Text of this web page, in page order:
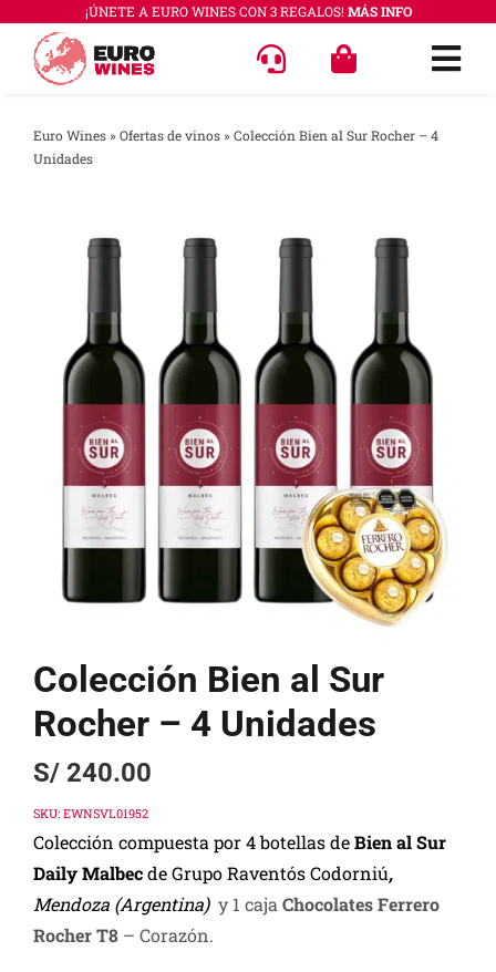
contenido
¡ÚNETE A EURO WINES CON 3 REGALOS! MÁS INFO
Euro Wines» Ofertas de vinos» Colección Bien al Sur Rocher – 4
Unidades
Colección Bien al Sur
Rocher – 4 Unidades
S/240.00
SKU: EWNSVL01952
Colección compuesta por 4 botellas deBien al Sur
Daily Malbecde Grupo Raventós Codorniú,
Mendoza (Argentina) y 1 caja Chocolates Ferrero
Rocher T8– Corazón.